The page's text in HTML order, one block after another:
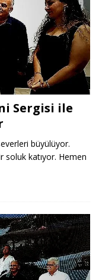
Sergisi ile
büyülüyor.
soluk katıyor. Hemen